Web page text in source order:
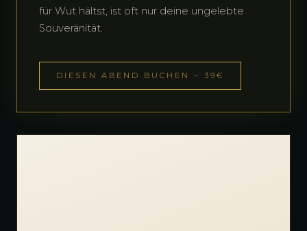
für Wut hältst, ist oft nur deine ungelebte
Souveränität.
DIESEN ABEND BUCHEN – 39€